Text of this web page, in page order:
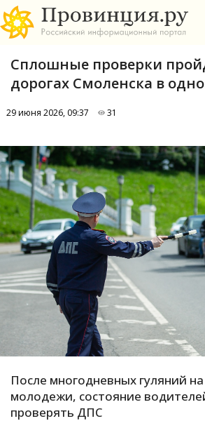
А
Б
Е
И
Сплошные проверки
дорогах Смоленска в
29 июня 2026, 09:37 31
После многодневных гуляний
молодежи, состояние
проверять ДПС